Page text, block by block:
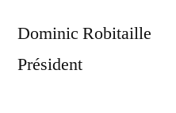
Dominic Robitaille
Président